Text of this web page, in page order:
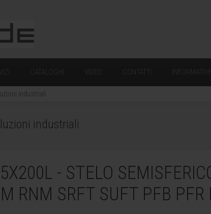
CATALOGHI VIDEO CONTATTI
industriali
industriali
- STELO
RNM SRFT SUFT PFB PFR